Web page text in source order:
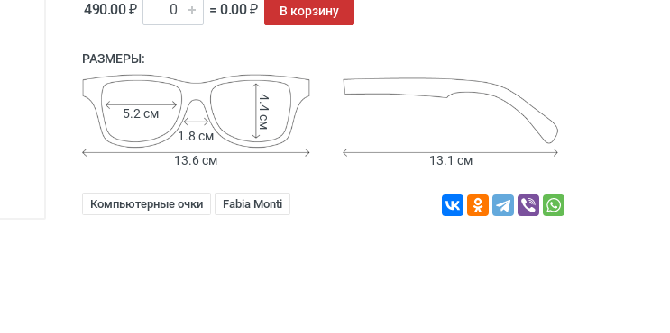
490.00 ₽ = 0.00 ₽ В корзину
РАЗМЕРЫ:
1.8 см
5.2 см 4.4 см
13.6 см 13.1 см
Компьютерные очки Fabia Monti